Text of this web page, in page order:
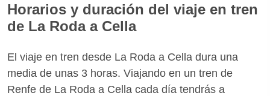
Horarios y duración del viaje en tren
de La Roda a Cella
El viaje en tren desde La Roda a Cella dura una
media de unas 3 horas. Viajando en un tren de
Renfe de La Roda a Cella cada día tendrás a